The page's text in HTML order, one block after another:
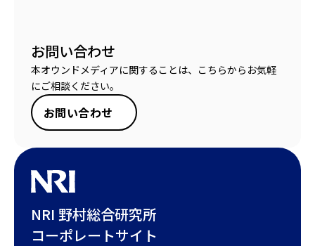
お問い合わせ
本オウンドメディアに関することは、こちらからお気軽
にご相談ください。
お問い合わせ
NRI 野村総合研究所
コーポレートサイト